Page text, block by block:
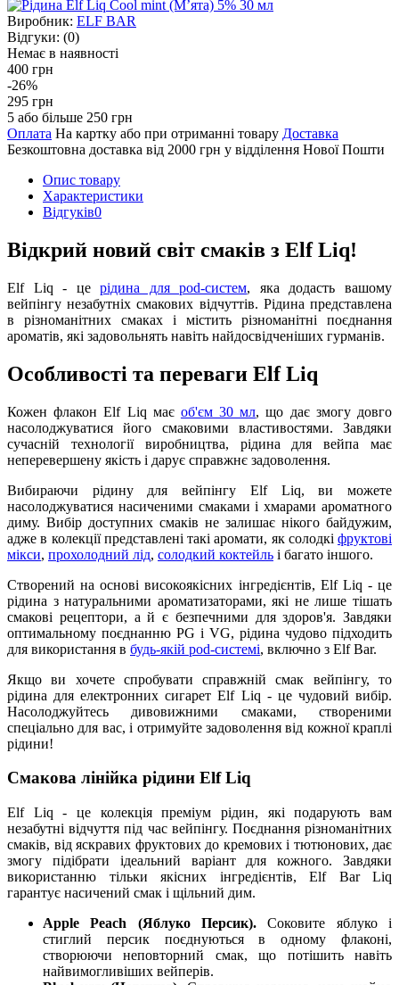
Виробник: ELF BAR
Відгуки: (0)
Немає в наявності
400 грн
-26%
295 грн
5 або більше 250 грн
Оплата На картку або при отриманні товару Доставка
Безкоштовна доставка від 2000 грн у відділення Нової Пошти
Опис товару
Характеристики
Відгуків0
Відкрий новий світ смаків з Elf Liq!
Elf Liq - церідина для pod-систем, яка додасть вашому
вейпінгу незабутніх смакових відчуттів. Рідина представлена
в різноманітних смаках і містить різноманітні поєднання
ароматів, які задовольнять навіть найдосвідченіших гурманів.
Особливості та переваги Elf Liq
Кожен флакон Elf Liq має об'єм 30 мл, що дає змогу довго
насолоджуватися його смаковими властивостями. Завдяки
сучасній технології виробництва, рідина для вейпа має
неперевершену якість і дарує справжнє задоволення.
Вибираючи рідину для вейпінгу Elf Liq, ви можете
насолоджуватися насиченими смаками і хмарами ароматного
диму. Вибір доступних смаків не залишає нікого байдужим,
адже в колекції представлені такі аромати, як солодкі фруктові
мікси, прохолодний лід, солодкий коктейль і багато іншого.
Створений на основі високоякісних інгредієнтів, Elf Liq - це
рідина з натуральними ароматизаторами, які не лише тішать
смакові рецептори, а й є безпечними для здоров'я. Завдяки
оптимальному поєднанню PG і VG, рідина чудово підходить
для використання в будь-якій pod-системі, включно з Elf Bar.
Якщо ви хочете спробувати справжній смак вейпінгу, то
рідина для електронних сигарет Elf Liq - це чудовий вибір.
Насолоджуйтесь дивовижними смаками, створеними
спеціально для вас, і отримуйте задоволення від кожної краплі
рідини!
Смакова лінійка рідини Elf Liq
Elf Liq - це колекція преміум рідин, які подарують вам
незабутні відчуття під час вейпінгу. Поєднання різноманітних
смаків, від яскравих фруктових до кремових і тютюнових, дає
змогу підібрати ідеальний варіант для кожного. Завдяки
використанню тільки якісних інгредієнтів, Elf Bar Liq
гарантує насичений смак і щільний дим.
Apple Peach (Яблуко Персик).Соковите яблуко і
стиглий персик поєднуються в одному флаконі,
створюючи неповторний смак, що потішить навіть
найвимогливіших вейперів.